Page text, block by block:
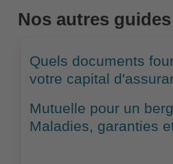
Nos autres guides
Quels documents
votre capital
Mutuelle pour un
Maladies, garanties